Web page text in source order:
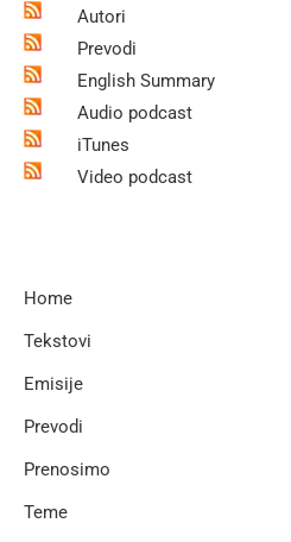
Autori
Prevodi
English Summary
Audio podcast
iTunes
Video podcast
Home
Tekstovi
Emisije
Prevodi
Prenosimo
Teme